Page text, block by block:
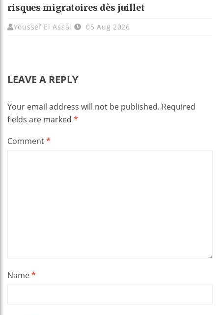
risques migratoires dès juillet
Youssef El Assal 05 Aug 2026
LEAVE A REPLY
Your email address will not be published. Required
fields are marked *
Comment*
Name*